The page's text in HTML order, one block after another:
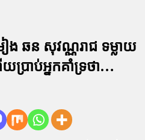
ៀង ឆន សុវណ្ណរាជ ទម្លាយ
ប្រាប់អ្នកគាំទ្រថា…